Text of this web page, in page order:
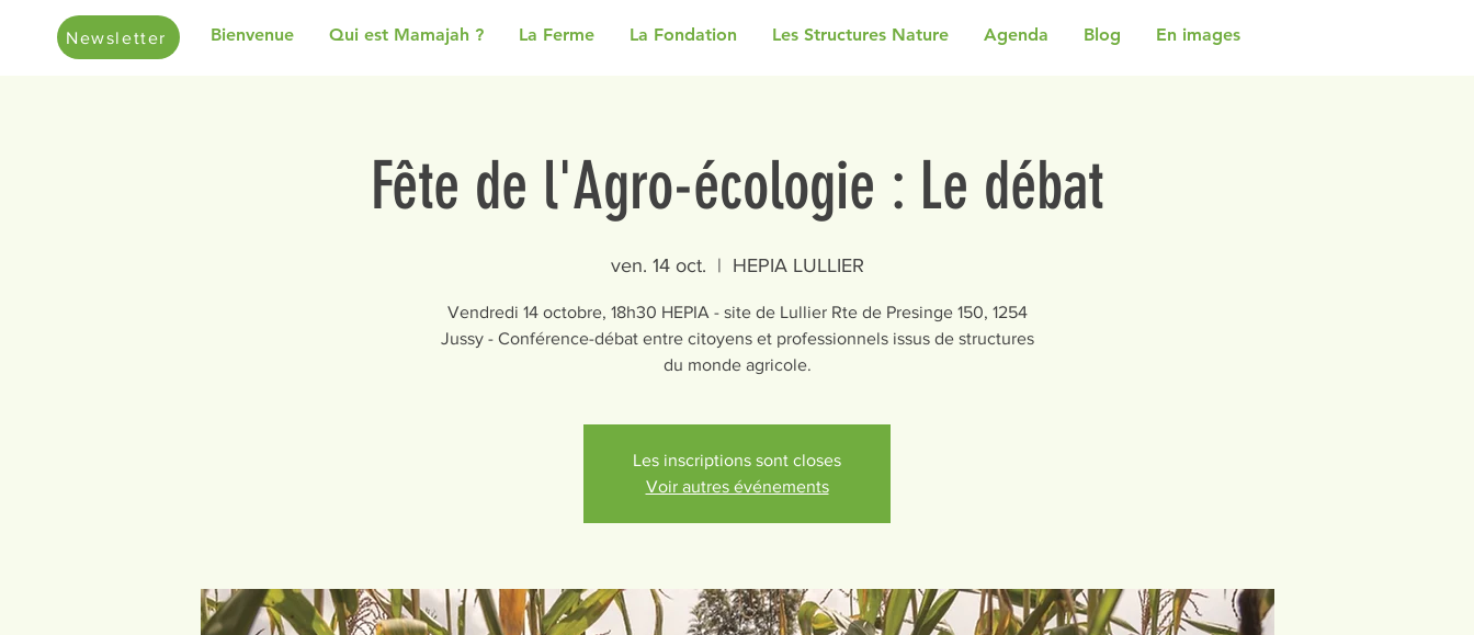
Newsletter Bienvenue Qui est Mamajah ? La Ferme La Fondation Les Structures Nature Agenda Blog En images
Fête de l'Agro-écologie : Le débat
ven. 14 oct.
  |
HEPIA LULLIER
Vendredi 14 octobre, 18h30 HEPIA - site de Lullier Rte de Presinge 150, 1254
Jussy - Conférence-débat entre citoyens et professionnels issus de structures
du monde agricole.
Les inscriptions sont closes
Voir autres événements